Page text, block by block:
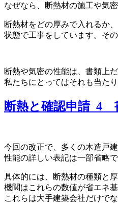
なぜなら、断熱材の施工や気
断熱材をどの厚みで入れるか
状態で工事をしています。そ
断熱や気密の性能は、書類上
私たちにとってはそれも当た
断熱と確認申請_4
今回の改正で、多くの木造戸
性能の詳しい表記は一部省略
具体的には、断熱材の種類と
機関はこれらの数値が省エネ
これらは大手建築会社だけで